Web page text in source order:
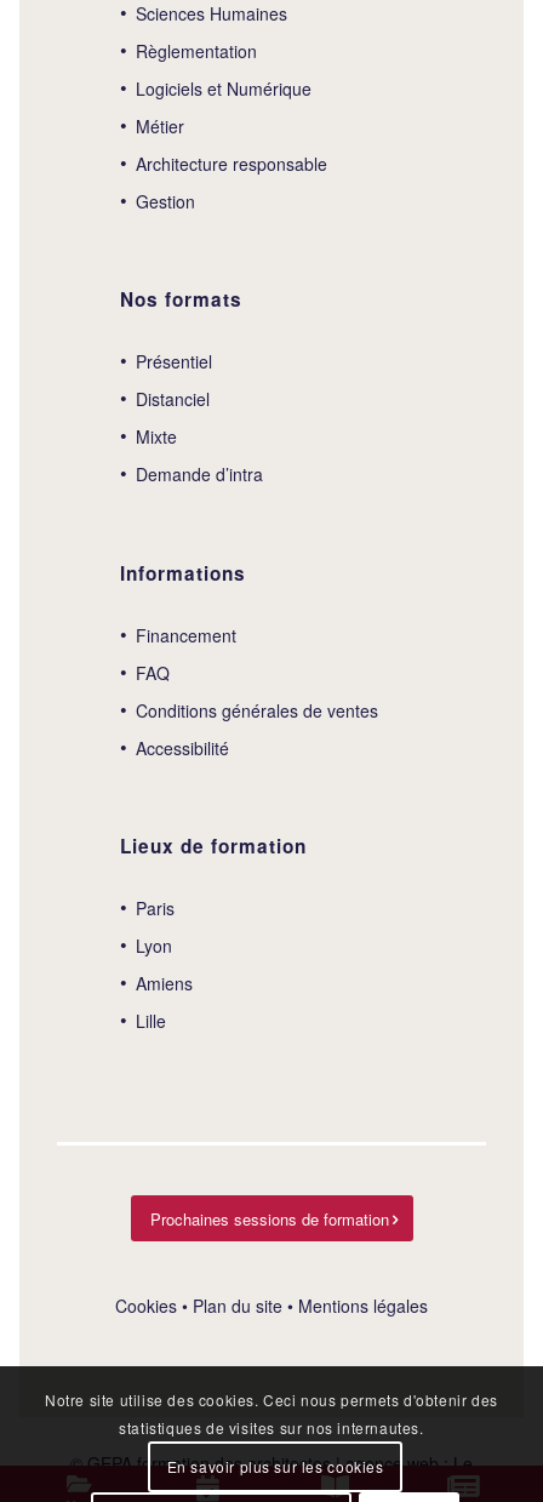
Sciences Humaines
Règlementation
Logiciels et Numérique
Métier
Architecture responsable
Gestion
Nos formats
Présentiel
Distanciel
Mixte
Demande d’intra
Informations
Financement
FAQ
Conditions générales de ventes
Accessibilité
Lieux de formation
Paris
Lyon
Amiens
Lille
Prochaines sessions de formation
Cookies • Plan du site • Mentions légales
© GEPA formation des architectes | agence web :Le
Plus Du Web
Notre site utilise des cookies. Ceci nous permets d'obtenir des
statistiques de visites sur nos internautes.
En savoir plus sur les cookies